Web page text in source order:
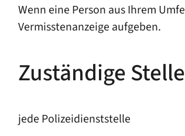
Wenn eine Person aus Ihrem
Vermisstenanzeige aufgeben.
Zuständige Stelle
jede Polizeidienststelle